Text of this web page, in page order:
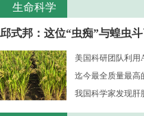
生命科学
邱式邦：这位“虫痴”与蝗虫
美国科研团队利用
迄今最全质量最高
我国科学家发现肝